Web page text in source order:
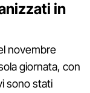
in
novembre
giornata, con
sono stati